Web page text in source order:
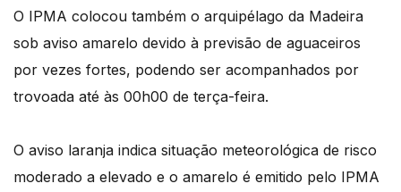
O IPMA colocou também o arquipélago da Madeira
sob aviso amarelo devido à previsão de aguaceiros
por vezes fortes, podendo ser acompanhados por
trovoada até às 00h00 de terça-feira.
O aviso laranja indica situação meteorológica de risco
moderado a elevado e o amarelo é emitido pelo IPMA